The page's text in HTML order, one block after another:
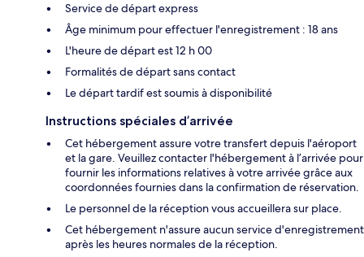
Service de départ express
Âge minimum pour effectuer l'enregistrement : 18 ans
L'heure de départ est 12 h 00
Formalités de départ sans contact
Le départ tardif est soumis à disponibilité
Instructions spéciales d’arrivée
Cet hébergement assure votre transfert depuis l'aéroport
et la gare. Veuillez contacter l'hébergement à l’arrivée pour
fournir les informations relatives à votre arrivée grâce aux
coordonnées fournies dans la confirmation de réservation.
Le personnel de la réception vous accueillera sur place.
Cet hébergement n'assure aucun service d'enregistrement
après les heures normales de la réception.